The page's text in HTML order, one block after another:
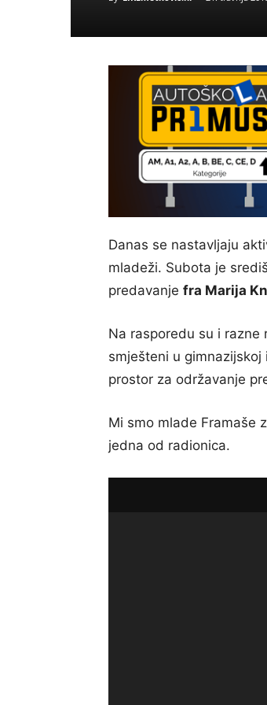
Danas se nastavljaju
mladeži. Subota je
predavanje fra Marija
Na rasporedu su i razne
smješteni u
prostor za održavanje
Mi smo mlade Framaše
jedna od radionica.